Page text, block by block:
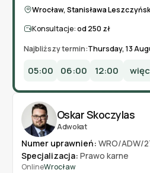
Wrocław, Stanisława
Konsultacje:od 250 zł
Najbliższy termin:Thursday, 13
05:00 06:00 12:00
Adwokat
Oskar Skoczylas
Numer uprawnień: WRO/ADW/
Specjalizacja: Prawo karne
OnlineWrocław